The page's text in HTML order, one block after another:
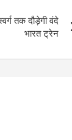
तक दौड़ेगी वंदे
भारत ट्रेन